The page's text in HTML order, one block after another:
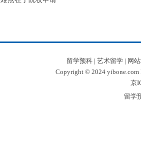
留学预科| 艺术留学| 网
Copyright © 2024 yibone.com
京
留学